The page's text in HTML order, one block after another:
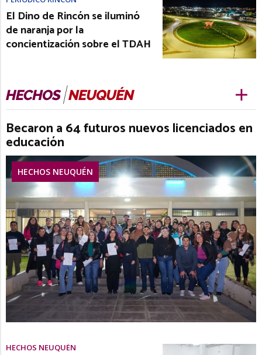
El Dino de Rincón se iluminó
de naranja por la
concientización sobre el TDAH
Becaron a 64 futuros nuevos licenciados en
educación
HECHOS NEUQUÉN
HECHOS NEUQUÉN